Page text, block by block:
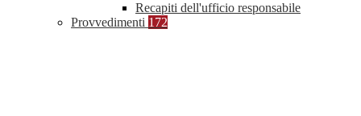
Recapiti dell'ufficio responsabile
Provvedimenti 172